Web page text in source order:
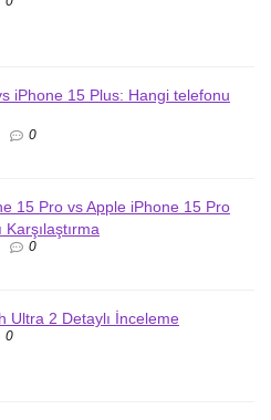
iPhone 15 Plus: Hangi telefonu
0
15 Pro vs Apple iPhone 15 Pro
Karşılaştırma
0
Ultra 2 Detaylı İnceleme
0